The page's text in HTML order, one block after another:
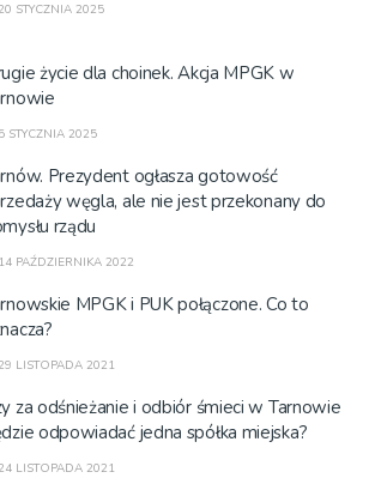
STYCZNIA 2025
życie dla choinek. Akcja MPGK w
STYCZNIA 2025
Prezydent ogłasza gotowość
węgla, ale nie jest przekonany do
rządu
PAŹDZIERNIKA 2022
MPGK i PUK połączone. Co to
LISTOPADA 2021
za odśnieżanie i odbiór śmieci w Tarnowie
odpowiadać jedna spółka miejska?
LISTOPADA 2021